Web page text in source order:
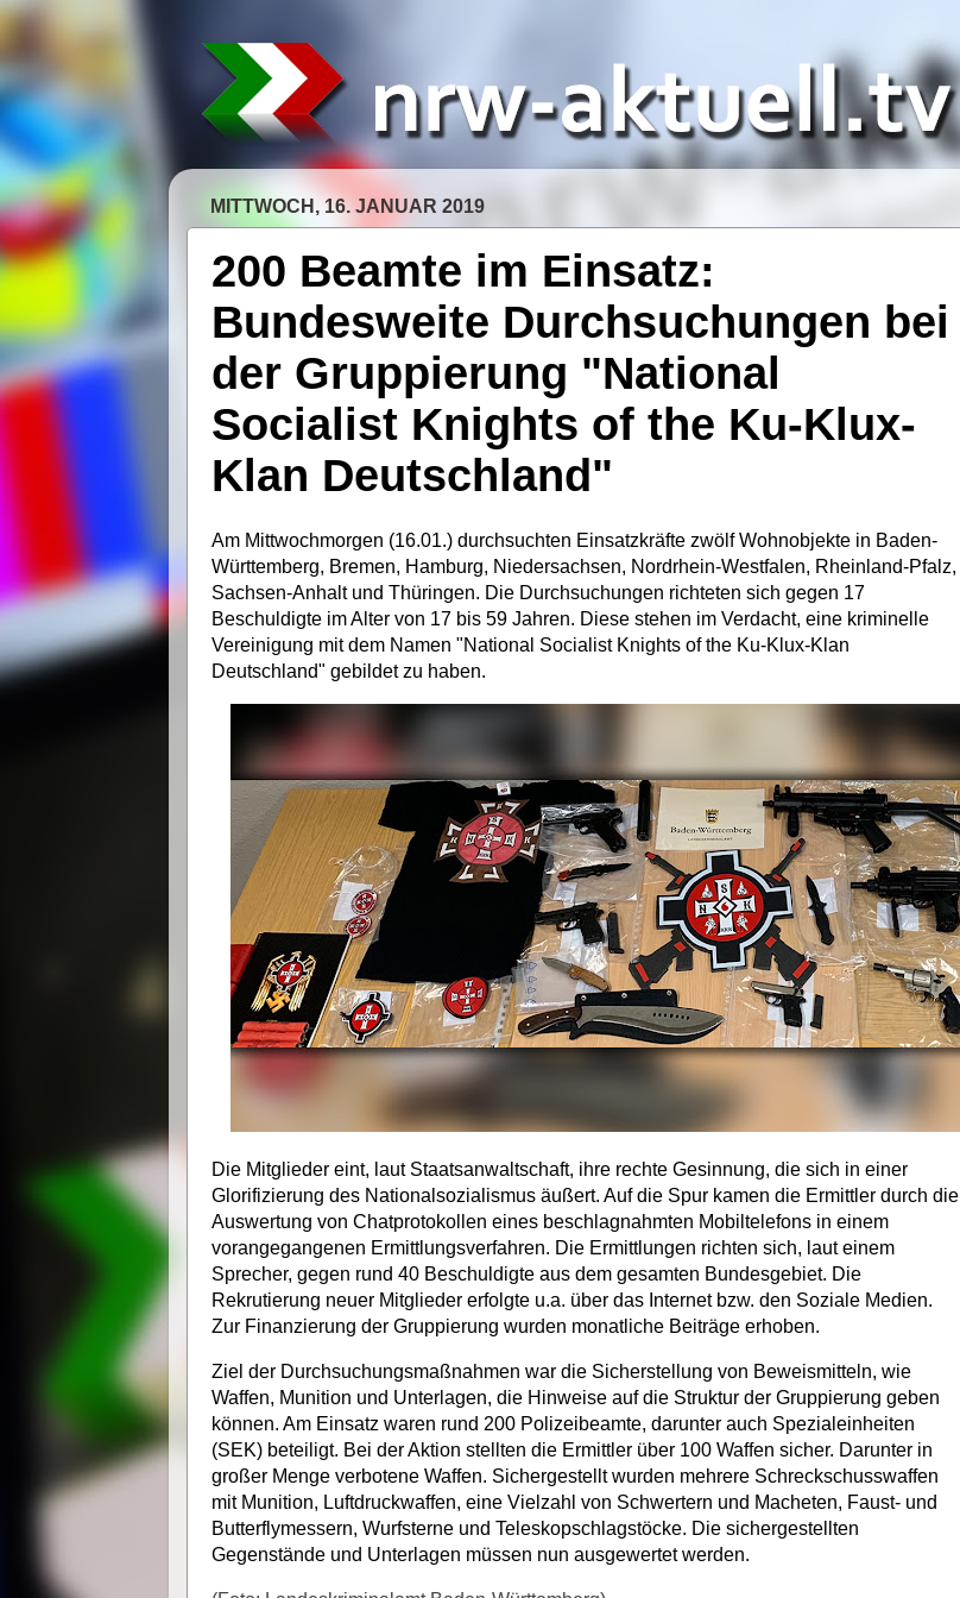
MITTWOCH, 16. JANUAR 2019
200 Beamte im Einsatz:
Bundesweite Durchsuchungen bei
der Gruppierung "National
Socialist Knights of the Ku-Klux-
Klan Deutschland"
Am Mittwochmorgen (16.01.) durchsuchten Einsatzkräfte zwölf Wohnobjekte in Baden-
Württemberg, Bremen, Hamburg, Niedersachsen, Nordrhein-Westfalen, Rheinland-Pfalz,
Sachsen-Anhalt und Thüringen. Die Durchsuchungen richteten sich gegen 17
Beschuldigte im Alter von 17 bis 59 Jahren. Diese stehen im Verdacht, eine kriminelle
Vereinigung mit dem Namen "National Socialist Knights of the Ku-Klux-Klan
Deutschland" gebildet zu haben.
Die Mitglieder eint, laut Staatsanwaltschaft, ihre rechte Gesinnung, die sich in einer
Glorifizierung des Nationalsozialismus äußert. Auf die Spur kamen die Ermittler durch die
Auswertung von Chatprotokollen eines beschlagnahmten Mobiltelefons in einem
vorangegangenen Ermittlungsverfahren. Die Ermittlungen richten sich, laut einem
Sprecher, gegen rund 40 Beschuldigte aus dem gesamten Bundesgebiet. Die
Rekrutierung neuer Mitglieder erfolgte u.a. über das Internet bzw. den Soziale Medien.
Zur Finanzierung der Gruppierung wurden monatliche Beiträge erhoben.
Ziel der Durchsuchungsmaßnahmen war die Sicherstellung von Beweismitteln, wie
Waffen, Munition und Unterlagen, die Hinweise auf die Struktur der Gruppierung geben
können. Am Einsatz waren rund 200 Polizeibeamte, darunter auch Spezialeinheiten
(SEK) beteiligt. Bei der Aktion stellten die Ermittler über 100 Waffen sicher. Darunter in
großer Menge verbotene Waffen. Sichergestellt wurden mehrere Schreckschusswaffen
mit Munition, Luftdruckwaffen, eine Vielzahl von Schwertern und Macheten, Faust- und
Butterflymessern, Wurfsterne und Teleskopschlagstöcke. Die sichergestellten
Gegenstände und Unterlagen müssen nun ausgewertet werden.